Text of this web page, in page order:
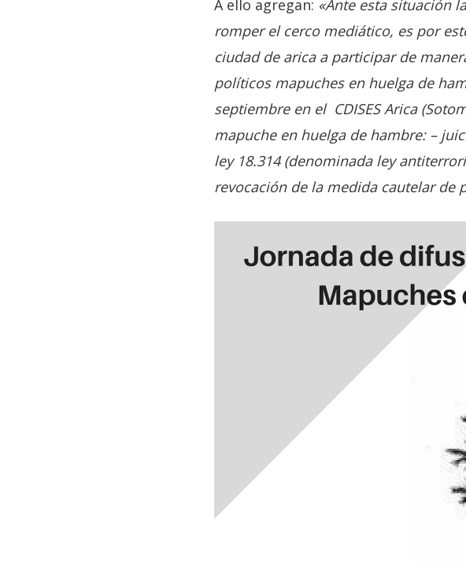
A ello agregan: «Ante esta situación
romper el cerco mediático, es por
ciudad de arica a participar de
políticos mapuches en huelga de
septiembre en el CDISES Arica
mapuche en huelga de hambre: –
ley 18.314 (denominada ley
revocación de la medida cautelar de